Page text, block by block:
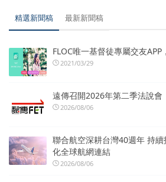
精選新聞稿 最新新聞稿
FLOC唯一基督徒專屬交友
2021/03/29
遠傳召開2026年第二季法說會
2026/08/06
聯合航空深耕台灣40週年 持
化全球航網連結
2026/08/06